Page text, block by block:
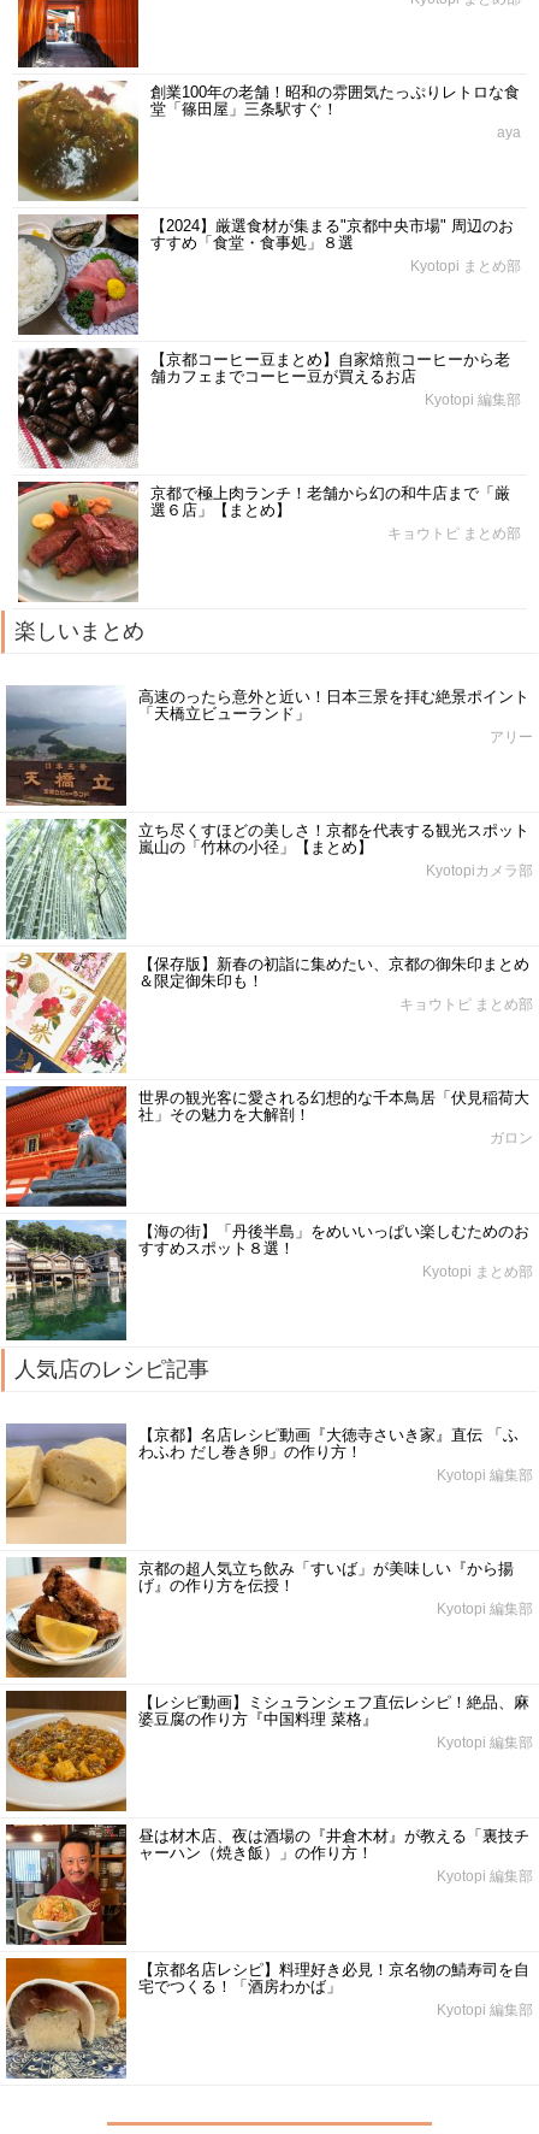
創業100年の老舗！昭和の雰囲気たっぷりレトロな食
堂「篠田屋」三条駅すぐ！
aya
【2024】厳選食材が集まる"京都中央市場" 周辺のお
すすめ「食堂・食事処」８選
Kyotopi まとめ部
【京都コーヒー豆まとめ】自家焙煎コーヒーから老
舗カフェまでコーヒー豆が買えるお店
Kyotopi 編集部
京都で極上肉ランチ！老舗から幻の和牛店まで「厳
選６店」【まとめ】
キョウトピ まとめ部
楽しいまとめ
高速のったら意外と近い！日本三景を拝む絶景ポイント
「天橋立ビューランド」
アリー
立ち尽くすほどの美しさ！京都を代表する観光スポット
嵐山の「竹林の小径」【まとめ】
Kyotopiカメラ部
【保存版】新春の初詣に集めたい、京都の御朱印まとめ
＆限定御朱印も！
キョウトピ まとめ部
世界の観光客に愛される幻想的な千本鳥居「伏見稲荷大
社」その魅力を大解剖！
ガロン
【海の街】「丹後半島」をめいいっぱい楽しむためのお
すすめスポット８選！
Kyotopi まとめ部
人気店のレシピ記事
【京都】名店レシピ動画『大徳寺さいき家』直伝 「ふ
わふわ だし巻き卵」の作り方！
Kyotopi 編集部
京都の超人気立ち飲み「すいば」が美味しい『から揚
げ』の作り方を伝授！
Kyotopi 編集部
【レシピ動画】ミシュランシェフ直伝レシピ！絶品、麻
婆豆腐の作り方『中国料理 菜格』
Kyotopi 編集部
昼は材木店、夜は酒場の『井倉木材』が教える「裏技チ
ャーハン（焼き飯）」の作り方！
Kyotopi 編集部
【京都名店レシピ】料理好き必見！京名物の鯖寿司を自
宅でつくる！「酒房わかば」
Kyotopi 編集部